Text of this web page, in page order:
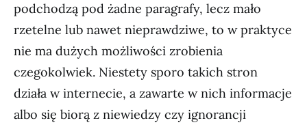
podchodzą pod żadne paragrafy, lecz mało
rzetelne lub nawet nieprawdziwe, to w praktyce
nie ma dużych możliwości zrobienia
czegokolwiek. Niestety sporo takich stron
działa w internecie, a zawarte w nich informacje
albo się biorą z niewiedzy czy ignorancji